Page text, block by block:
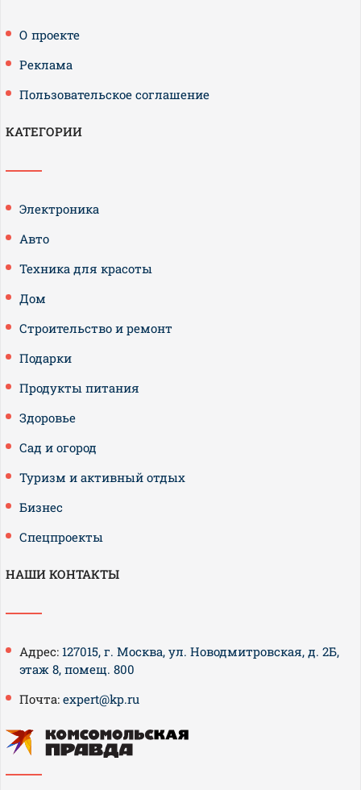
О проекте
Реклама
Пользовательское соглашение
КАТЕГОРИИ
Электроника
Авто
Техника для красоты
Дом
Строительство и ремонт
Подарки
Продукты питания
Здоровье
Сад и огород
Туризм и активный отдых
Бизнес
Спецпроекты
НАШИ КОНТАКТЫ
Адрес: 127015, г. Москва, ул. Новодмитровская, д. 2Б,
этаж 8, помещ. 800
Почта: expert@kp.ru